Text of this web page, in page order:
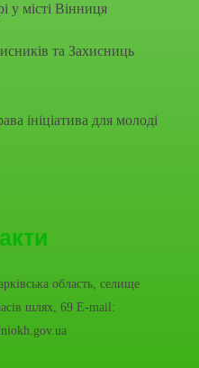
у місті Вінниця
та Захисниць
ініціатива для молоді
область, селище
шлях, 69 E-mail: